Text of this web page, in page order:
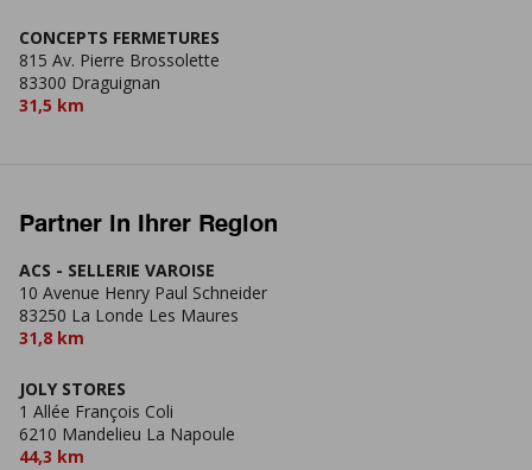
CONCEPTS FERMETURES
815 Av. Pierre Brossolette
83300 Draguignan
31,5 km
Partner in Ihrer Region
ACS - SELLERIE VAROISE
10 Avenue Henry Paul Schneider
83250 La Londe Les Maures
31,8 km
JOLY STORES
1 Allée François Coli
6210 Mandelieu La Napoule
44,3 km